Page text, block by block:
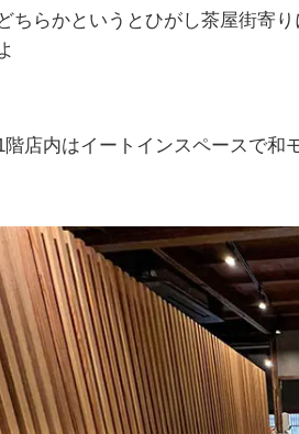
ちらかというとひがし茶屋街寄
階店内はイートインスペースで和